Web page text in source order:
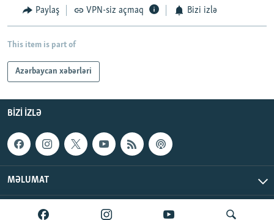
Paylaş VPN-siz açmaq Bizi izlə
This item is part of
Azərbaycan xəbərləri
BIZI IZLƏ
MƏLUMAT
AzadlıqRadiosu © 2026 Inc. | Bütün hüquqlar qorunur